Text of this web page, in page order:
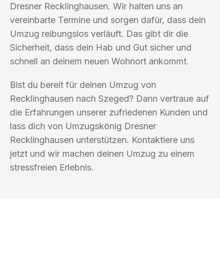
Dresner Recklinghausen. Wir halten uns an
vereinbarte Termine und sorgen dafür, dass dein
Umzug reibungslos verläuft. Das gibt dir die
Sicherheit, dass dein Hab und Gut sicher und
schnell an deinem neuen Wohnort ankommt.
Bist du bereit für deinen Umzug von
Recklinghausen nach Szeged? Dann vertraue auf
die Erfahrungen unserer zufriedenen Kunden und
lass dich von Umzugskönig Dresner
Recklinghausen unterstützen. Kontaktiere uns
jetzt und wir machen deinen Umzug zu einem
stressfreien Erlebnis.